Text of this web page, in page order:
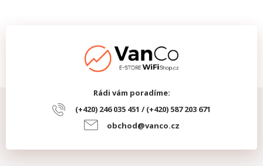
Rádi vám poradíme:
(+420) 246 035 451 / (+420) 587 203 671
obchod@vanco.cz